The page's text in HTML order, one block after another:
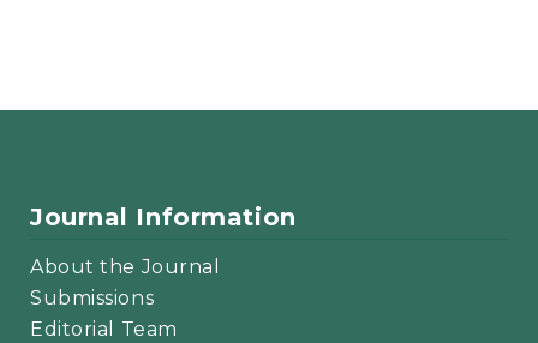
Journal Information
About the Journal
Submissions
Editorial Team